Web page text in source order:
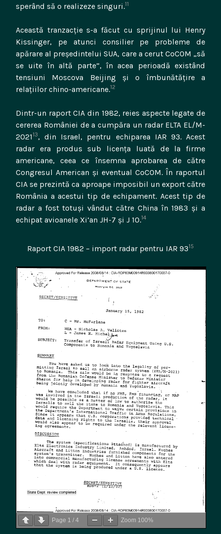
sperând să o realizeze singuri.11
Această tranzacție s-a făcut cu sprijinul lui Henry
Kissinger, pe atunci consilier pe probleme de
apărare al președintelui SUA, care a cerut CoCOM „să
se uite în altă parte”, în acea perioadă existând
tensiuni Moscova Beijing și o îmbunătățire a
relațiilor chino-americane.12
Dintr-un raport CIA din 1982, reies aspecte legate de
cererea României de a cumpăra un radar ELTA EL/M-
2021 13, din Israel, pentru echiparea IAR 93. Acest
radar era produs sub licența luată de la firme
americane, ceea ce însemna aprobarea de către
Congresul American și eventual CoCOM. În raportul
CIA se prezintă ca aproape imposibil un export către
România a acestui tip de echipament. Acest tip de
radar a fost totuși vândut către China în 1983 și a
echipat avioanele Xi’an JH-7 și J 10.14
Raport CIA 1982 – import radar pentru IAR 9315
Page 1 / 4 Zoom 100%